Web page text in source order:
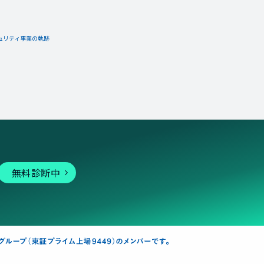
リティ事業の軌跡
無料診断中